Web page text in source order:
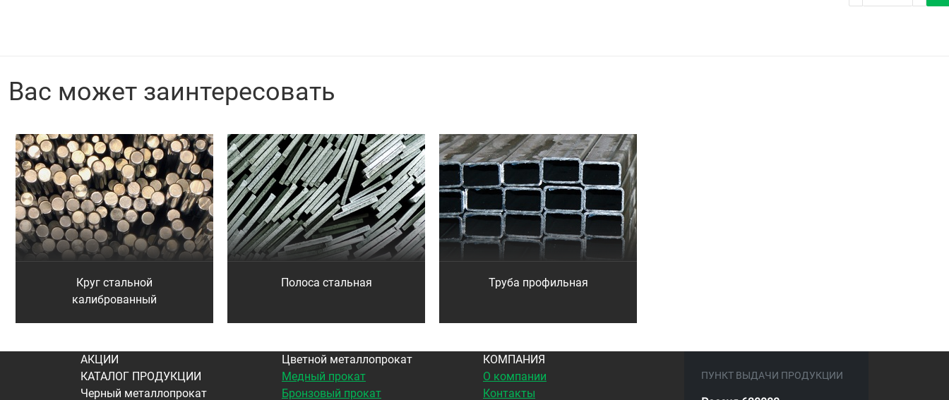
Вас может заинтересовать
Круг стальной
калиброванный
Полоса стальная Труба профильная
АКЦИИ
КАТАЛОГ ПРОДУКЦИИ
Черный металлопрокат
Цветной металлопрокат
Медный прокат
Бронзовый прокат
КОМПАНИЯ
О компании
Контакты
ПУНКТ ВЫДАЧИ ПРОДУКЦИИ